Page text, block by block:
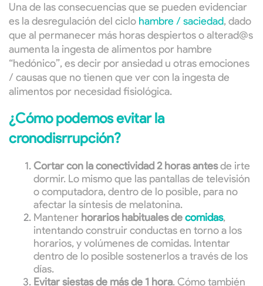
Una de las consecuencias que se pueden evidenciar
es la desregulación del ciclo hambre / saciedad, dado
que al permanecer más horas despiertos o alterad@s
aumenta la ingesta de alimentos por hambre
“hedónico”, es decir por ansiedad u otras emociones
/ causas que no tienen que ver con la ingesta de
alimentos por necesidad fisiológica.
¿Cómo podemos evitar la
cronodisrrupción?
Cortar con la conectividad 2 horas antesde irte
dormir. Lo mismo que las pantallas de televisión
o computadora, dentro de lo posible, para no
afectar la síntesis de melatonina.
Mantener horarios habituales decomidas,
intentando construir conductas en torno a los
horarios, y volúmenes de comidas. Intentar
dentro de lo posible sostenerlos a través de los
días.
Evitar siestas de más de 1 hora. Cómo también